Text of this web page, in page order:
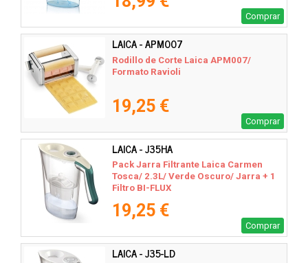
Comprar
LAICA - APM007
Rodillo de Corte Laica APM007/
Formato Ravioli
19,25 €
Comprar
LAICA - J35HA
Pack Jarra Filtrante Laica Carmen
Tosca/ 2.3L/ Verde Oscuro/ Jarra + 1
Filtro BI-FLUX
19,25 €
Comprar
LAICA - J35-LD